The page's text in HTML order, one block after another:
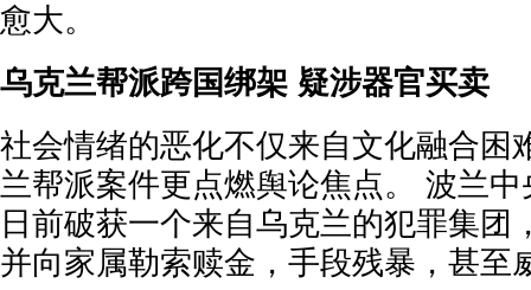
愈大。
乌克兰帮派跨国绑架 疑涉器官买卖
社会情绪的恶化不仅来自文化融合困
兰帮派案件更点燃舆论焦点。 波兰
日前破获一个来自乌克兰的犯罪集团
并向家属勒索赎金，手段残暴，甚至